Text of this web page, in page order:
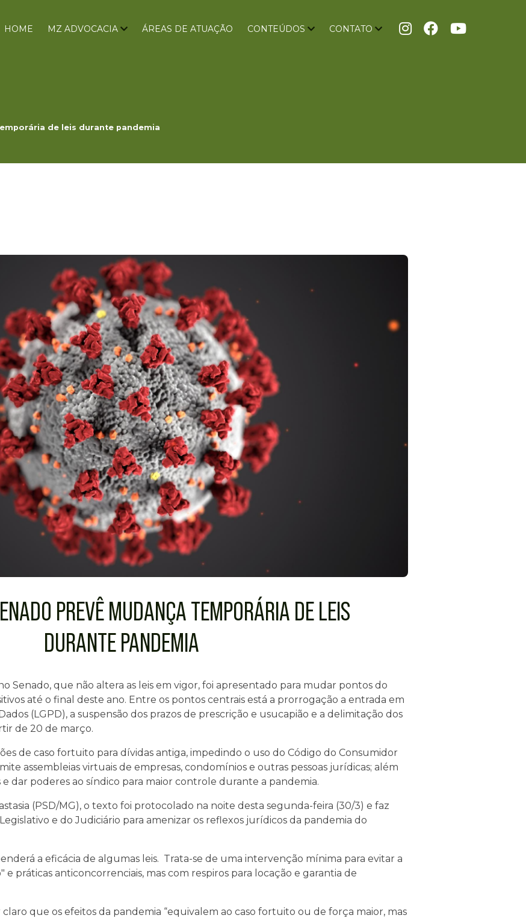
HOME MZ ADVOCACIA ÁREAS DE ATUAÇÃO CONTEÚDOS CONTATO
de leis durante pandemia
PREVÊ MUDANÇA TEMPORÁRIA DE LEIS
DURANTE PANDEMIA
Senado, que não altera as leis em vigor, foi apresentado para mudar pontos do
até o final deste ano. Entre os pontos centrais está a prorrogação a entrada em
(LGPD), a suspensão dos prazos de prescrição e usucapião e a delimitação dos
de 20 de março.
de caso fortuito para dívidas antiga, impedindo o uso do Código do Consumidor
assembleias virtuais de empresas, condomínios e outras pessoas jurídicas; além
dar poderes ao síndico para maior controle durante a pandemia.
(PSD/MG), o texto foi protocolado na noite desta segunda-feira (30/3) e faz
e do Judiciário para amenizar os reflexos jurídicos da pandemia do
a eficácia de algumas leis. Trata-se de uma intervenção mínima para evitar a
práticas anticoncorrenciais, mas com respiros para locação e garantia de
que os efeitos da pandemia “equivalem ao caso fortuito ou de força maior, mas